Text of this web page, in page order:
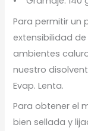
Para permitir un
extensibilidad
ambientes
nuestro
Evap. Lenta.
Para obtener el
bien sellada y